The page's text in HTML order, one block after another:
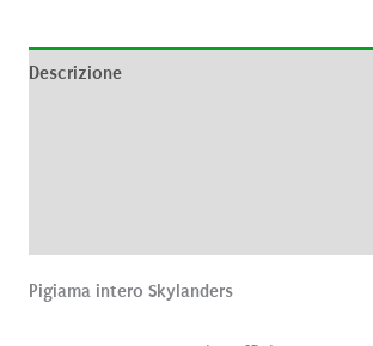
Descrizione
Pigiama intero Skylanders